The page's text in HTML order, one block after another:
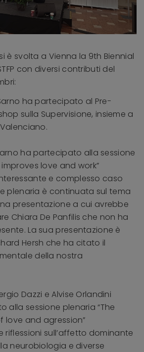
è svolta a Vienna la 9th Biennial
con diversi contributi del
ha partecipato al Pre-
sulla Supervisione, insieme a
ha partecipato alla sessione
improves love and work”
e complesso caso
plenaria è continuata sul tema
presentazione a cui avrebbe
Chiara De Panfilis che non ha
La sua presentazione è
Hersh che ha citato il
della nostra
Dazzi e Alvise Orlandini
alla sessione plenaria “The
love and agression”
riflessioni sull’affetto dominante
neurobiologia e diverse